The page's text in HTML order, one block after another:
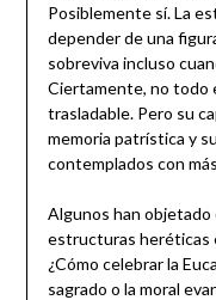
Posiblemente sí. La
depender de una
sobreviva incluso
Ciertamente, no todo
trasladable. Pero su
memoria patrística y
contemplados con
Algunos han
estructuras heréticas
¿Cómo celebrar la
sagrado o la moral